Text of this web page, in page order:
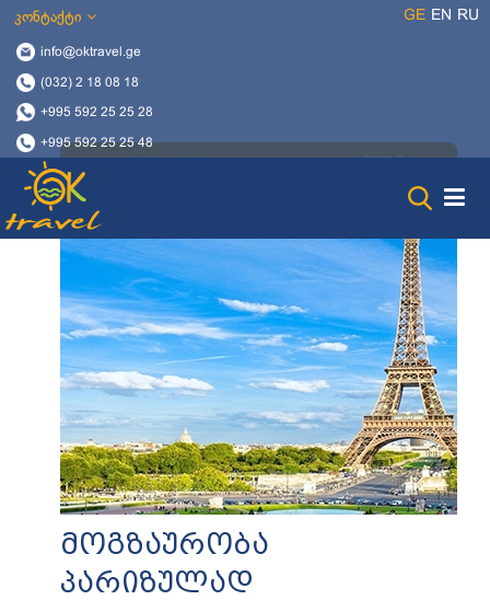
კონტაქტი
info@oktravel.ge
(032) 2 18 08 18
+995 592 25 25 28
+995 592 25 25 48
GE EN RU
მოგზაურობა
პარიზულად